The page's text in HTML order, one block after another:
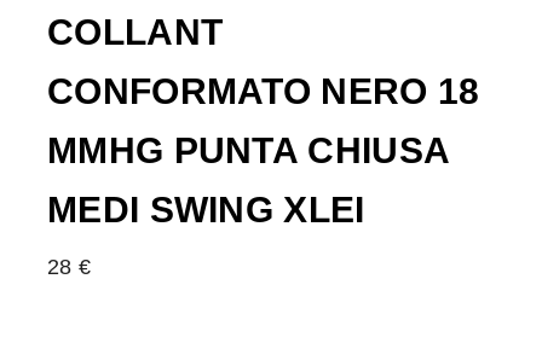
COLLANT
CONFORMATO NERO 18
MMHG PUNTA CHIUSA
MEDI SWING XLEI
28 €